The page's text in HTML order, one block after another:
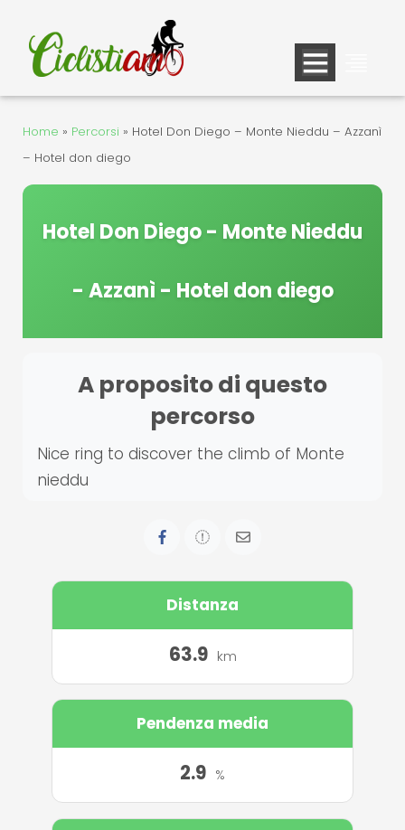
contenuto
Home » Percorsi » Hotel Don Diego – Monte Nieddu – Azzanì
– Hotel don diego
Hotel Don Diego - Monte Nieddu
- Azzanì - Hotel don diego
A proposito di questo
percorso
Nice ring to discover the climb of Monte
nieddu
Distanza
63.9 km
Pendenza media
2.9 %